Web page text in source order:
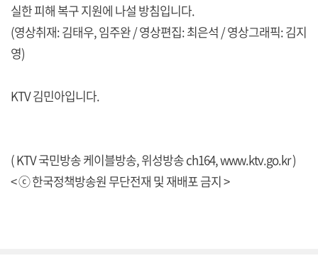
실한 피해 복구 지원에 나설 방침입니다.
(영상취재: 김태우, 임주완 / 영상편집: 최은석 / 영상그래픽: 김지
영)
KTV 김민아입니다.
( KTV 국민방송 케이블방송, 위성방송 ch164,www.ktv.go.kr)
< ⓒ 한국정책방송원 무단전재 및 재배포 금지 >